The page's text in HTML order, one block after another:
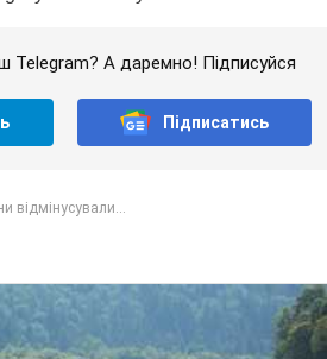
Telegram? А даремно! Підписуйся
Підписатись
відмінусували...